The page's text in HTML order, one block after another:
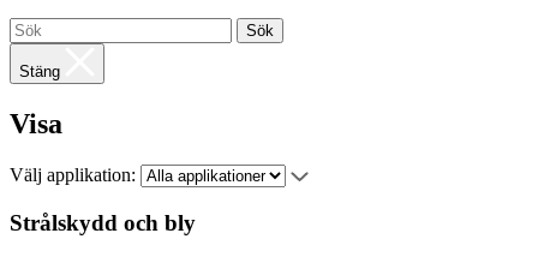
Sök
Stäng
Visa
Välj applikation:
Strålskydd och bly